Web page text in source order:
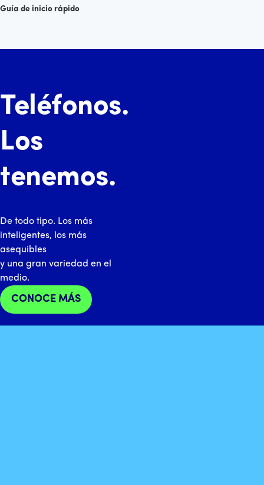
Guía de inicio rápido
Teléfonos.
Los
tenemos.
De todo tipo. Los más
inteligentes, los más
asequibles
y una gran variedad en el
medio.
CONOCE MÁS